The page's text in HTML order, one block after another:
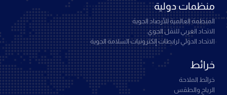
منظمات دولية
المنظمة العالمية للأرصاد الجوية
الاتحاد العربي للنقل الجوي
الاتحاد الدولي لرابطات إلكترونيات السلامة الجوية
خرائط
خرائط الملاحة
الرياح والطقس